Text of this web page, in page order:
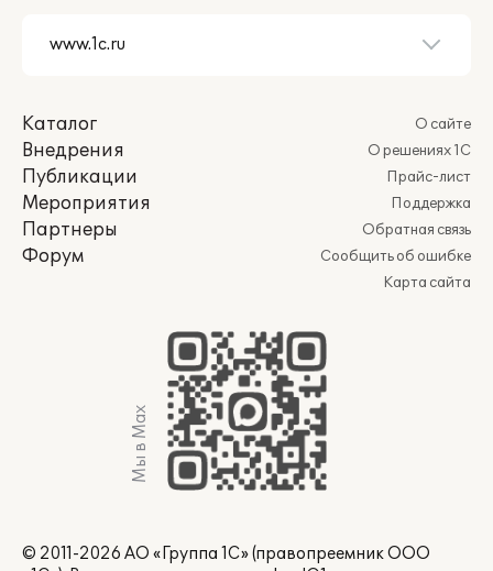
Каталог
Внедрения
Публикации
Мероприятия
Партнеры
Форум
О сайте
О решениях 1С
Прайс-лист
Поддержка
Обратная связь
Сообщить об ошибке
Карта сайта
Мы в Max
© 2011-2026 АО «Группа 1С» (правопреемник ООО